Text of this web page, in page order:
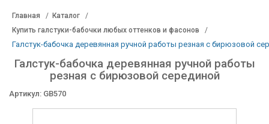
Главная
Каталог
Купить галстуки-бабочки любых оттенков и фасонов
Галстук-бабочка деревянная ручной работы резная с бирюзовой
Галстук-бабочка деревянная ручной работы
резная с бирюзовой серединой
Артикул: GB570